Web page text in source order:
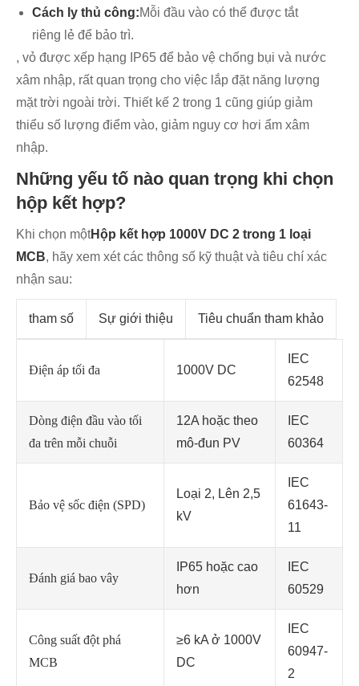
Cách ly thủ công:Mỗi đầu vào có thể được tắt
riêng lẻ để bảo trì.
, vỏ được xếp hạng IP65 để bảo vệ chống bụi và nước
xâm nhập, rất quan trọng cho việc lắp đặt năng lượng
mặt trời ngoài trời. Thiết kế 2 trong 1 cũng giúp giảm
thiểu số lượng điểm vào, giảm nguy cơ hơi ẩm xâm
nhập.
Những yếu tố nào quan trọng khi chọn
hộp kết hợp?
Khi chọn mộtHộp kết hợp 1000V DC 2 trong 1 loại
MCB, hãy xem xét các thông số kỹ thuật và tiêu chí xác
nhận sau:
tham số Sự giới thiệu Tiêu chuẩn tham khảo
Điện áp tối đa 1000V DC
IEC
62548
Dòng điện đầu vào tối
đa trên mỗi chuỗi
12A hoặc theo
mô-đun PV
IEC
60364
Bảo vệ sốc điện (SPD)
Loại 2, Lên 2,5
kV
IEC
61643-
11
Đánh giá bao vây
IP65 hoặc cao
hơn
IEC
60529
Công suất đột phá
MCB
≥6 kA ở 1000V
DC
IEC
60947-
2